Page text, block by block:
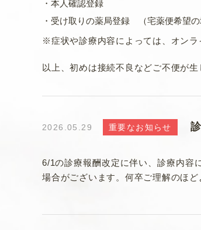
・本人確認登録
・受け取りの薬局登録 （宅薬便希望の
※症状や診療内容によっては、オンラ
以上、初めは接続不良などご不便が
2026.05.29 重要なお知らせ
6/1の診療報酬改定に伴い、診療内容
場合がございます。何卒ご理解のほ